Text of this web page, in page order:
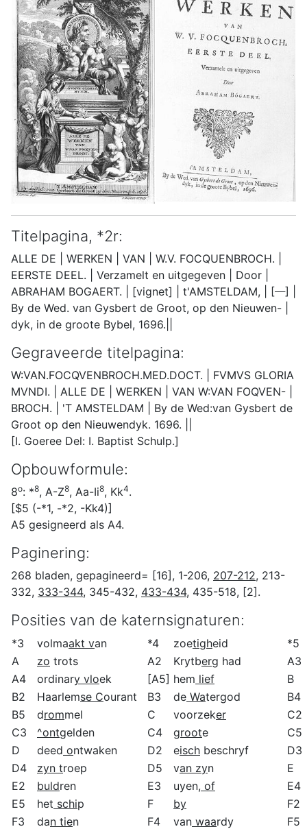
Titelpagina, *2r:
ALLE DE | WERKEN | VAN | W.V. FOCQUENBROCH. |
EERSTE DEEL. | Verzamelt en uitgegeven | Door |
ABRAHAM BOGAERT. | [vignet] | t'AMSTELDAM, | [
] |
By de Wed. van Gysbert de Groot, op den Nieuwen- |
dyk, in de groote Bybel, 1696.||
Gegraveerde titelpagina:
W:VAN.FOCQVENBROCH.MED.DOCT. | FVMVS GLORIA
MVNDI. | ALLE DE | WERKEN | VAN W:VAN FOQVEN- |
BROCH. | 'T AMSTELDAM | By de Wed:van Gysbert de
Groot op den Nieuwendyk. 1696. ||
[I. Goeree Del: I. Baptist Schulp.]
Opbouwformule:
8o: *8, A-Z8, Aa-Ii8, Kk4.
[$5 (-*1, -*2, -Kk4)]
A5 gesigneerd als A4.
Paginering:
268 bladen, gepagineerd= [16], 1-206, 207-212, 213-
332, 333-344, 345-432, 433-434, 435-518, [2].
Posities van de katernsignaturen:
*3 volmaakt van *4 zoetigheid
*5
A
zo trots A2 Krytberg had
A3
A4
ordinary vloek [A5] hem lief
B
B2
Haarlemse Courant B3 de Watergod
B4
B5
drommel C voorzeker
C2
C3
^ontgelden C4 groote
C5
D
deed ontwaken D2 eisch beschryf
D3
D4
zyn troep D5 van zyn
E
E2
buldren E3 uyen, of
E4
E5
het schip F by
F2
F3
dan tien F4 van waardy
F5